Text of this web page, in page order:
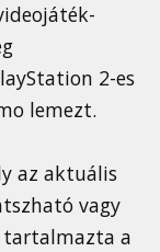
2-es
lemezt.
az aktuális
vagy
tartalmazta a